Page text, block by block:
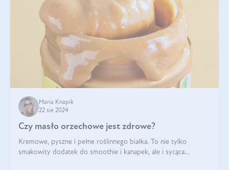
Maria Knapik
22 sie 2024
Czy masło orzechowe jest zdrowe?
Kremowe, pyszne i pełne roślinnego białka. To nie tylko
smakowity dodatek do smoothie i kanapek, ale i sycąca